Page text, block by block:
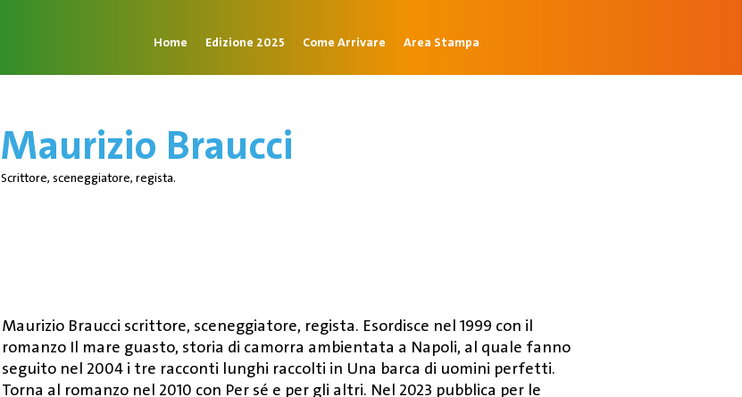
Home Edizione 2025 Come Arrivare Area Stampa
Scrittore, sceneggiatore, regista.
Maurizio Braucci
Maurizio Braucci scrittore, sceneggiatore, regista. Esordisce nel 1999 con il
romanzo Il mare guasto, storia di camorra ambientata a Napoli, al quale fanno
seguito nel 2004 i tre racconti lunghi raccolti in Una barca di uomini perfetti.
Torna al romanzo nel 2010 con Per sé e per gli altri. Nel 2023 pubblica per le